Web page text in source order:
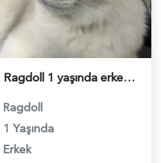
Ragdoll 1 yaşında erkek - 118983262
Ragdoll
1 Yaşında
Erkek